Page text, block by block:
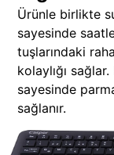
Ürünle birlikte
sayesinde
tuşlarındaki
kolaylığı
sayesinde
sağlanır.